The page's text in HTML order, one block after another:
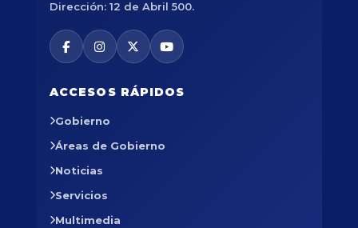
Dirección: 12 de Abril 500.
ACCESOS RÁPIDOS
Gobierno
Áreas de Gobierno
Noticias
Servicios
Multimedia